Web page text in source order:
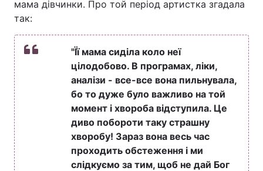
мама дівчинки. Про той період артистка згадала
так:
"Її мама сиділа коло неї
цілодобово. В програмах, ліки,
аналізи - все-все вона пильнувала,
бо то дуже було важливо на той
момент і хвороба відступила. Це
диво побороти таку страшну
хворобу! Зараз вона весь час
проходить обстеження і ми
слідкуємо за тим, щоб не дай Бог